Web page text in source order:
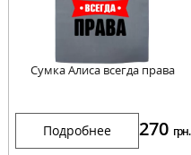
Сумка Алиса всегда права
Подробнее 270 грн.